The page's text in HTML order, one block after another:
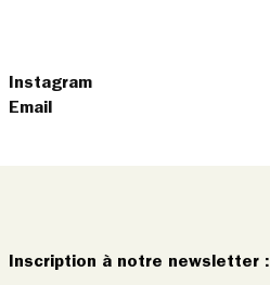
Instagram
Email
Moyens
Inscription à notre newsletter :